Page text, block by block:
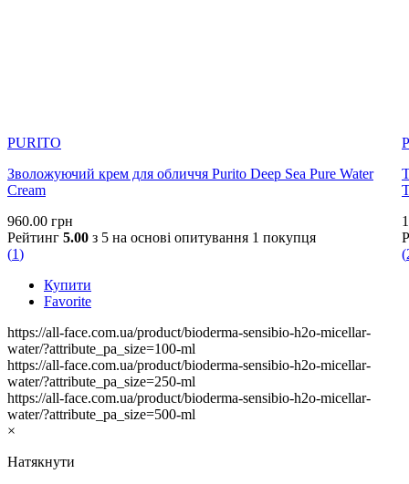
PURITO
Зволожуючий крем для обличчя Purito Deep Sea Pure Water
Cream
960.00 грн
Рейтинг 5.00 з 5 на основі опитування 1 покупця
(1)
Купити
Favorite
(
https://all-face.com.ua/product/bioderma-sensibio-h2o-micellar-
water/?attribute_pa_size=100-ml
https://all-face.com.ua/product/bioderma-sensibio-h2o-micellar-
water/?attribute_pa_size=250-ml
https://all-face.com.ua/product/bioderma-sensibio-h2o-micellar-
water/?attribute_pa_size=500-ml
×
Натякнути